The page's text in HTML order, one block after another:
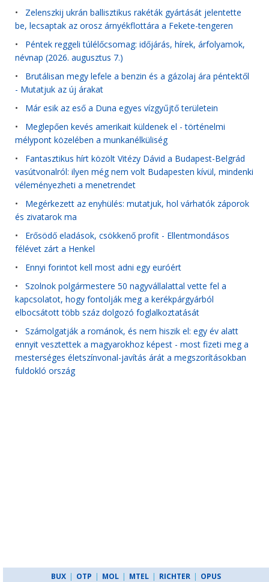
• Zelenszkij ukrán ballisztikus rakéták gyártását jelentette
be, lecsaptak az orosz árnyékflottára a Fekete-tengeren
• Péntek reggeli túlélőcsomag: időjárás, hírek, árfolyamok,
névnap (2026. augusztus 7.)
• Brutálisan megy lefele a benzin és a gázolaj ára péntektől
- Mutatjuk az új árakat
• Már esik az eső a Duna egyes vízgyűjtő területein
• Meglepően kevés amerikait küldenek el - történelmi
mélypont közelében a munkanélküliség
• Fantasztikus hírt közölt Vitézy Dávid a Budapest-Belgrád
vasútvonalról: ilyen még nem volt Budapesten kívül, mindenki
véleményezheti a menetrendet
• Megérkezett az enyhülés: mutatjuk, hol várhatók záporok
és zivatarok ma
• Erősödő eladások, csökkenő profit - Ellentmondásos
félévet zárt a Henkel
• Ennyi forintot kell most adni egy euróért
• Szolnok polgármestere 50 nagyvállalattal vette fel a
kapcsolatot, hogy fontolják meg a kerékpárgyárból
elbocsátott több száz dolgozó foglalkoztatását
• Számolgatják a románok, és nem hiszik el: egy év alatt
ennyit vesztettek a magyarokhoz képest - most fizeti meg a
mesterséges életszínvonal-javítás árát a megszorításokban
fuldokló ország
BUX | OTP | MOL | MTEL | RICHTER | OPUS